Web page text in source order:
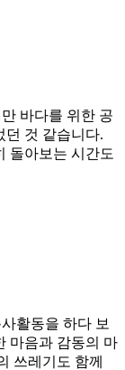
바다를 위한 공
던 것 같습니다.
돌아보는 시간도
활동을 하다 보
마음과 감동의 마
쓰레기도 함께